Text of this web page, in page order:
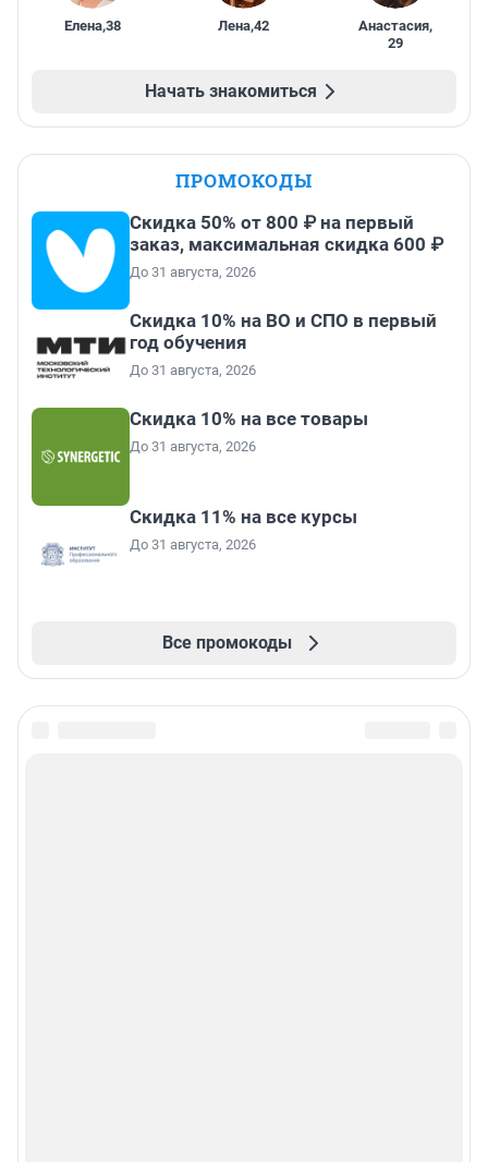
Елена,38 Лена,42 Анастасия,
29
Начать знакомиться
ПРОМОКОДЫ
Скидка 50% от 800 ₽ на первый
заказ, максимальная скидка 600 ₽
До 31 августа, 2026
Скидка 10% на ВО и СПО в первый
год обучения
До 31 августа, 2026
Скидка 10% на все товары
До 31 августа, 2026
Скидка 11% на все курсы
До 31 августа, 2026
Все промокоды